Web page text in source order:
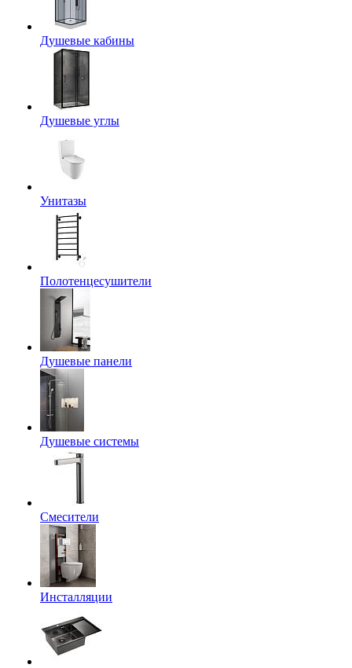
Душевые кабины
Душевые углы
Унитазы
Полотенцесушители
Душевые панели
Душевые системы
Смесители
Инсталляции